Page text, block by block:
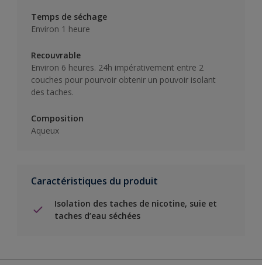
Temps de séchage
Environ 1 heure
Recouvrable
Environ 6 heures. 24h impérativement entre 2
couches pour pourvoir obtenir un pouvoir isolant
des taches.
Composition
Aqueux
Caractéristiques du produit
Isolation des taches de nicotine, suie et
taches d’eau séchées